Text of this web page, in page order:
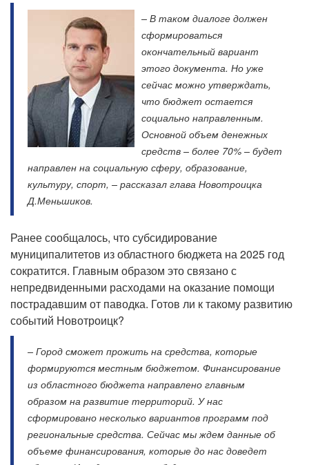
– В таком диалоге должен
сформироваться
окончательный вариант
этого документа. Но уже
сейчас можно утверждать,
что бюджет остается
социально направленным.
Основной объем денежных
средств – более 70% – будет
направлен на социальную сферу, образование,
культуру, спорт, – рассказал глава Новотроицка
Д.Меньшиков.
Ранее сообщалось, что субсидирование
муниципалитетов из областного бюджета на 2025 год
сократится. Главным образом это связано с
непредвиденными расходами на оказание помощи
пострадавшим от паводка. Готов ли к такому развитию
событий Новотроицк?
– Город сможет прожить на средства, которые
формируются местным бюджетом. Финансирование
из областного бюджета направлено главным
образом на развитие территорий. У нас
сформировано несколько вариантов программ под
региональные средства. Сейчас мы ждем данные об
объеме финансирования, которые до нас доведет